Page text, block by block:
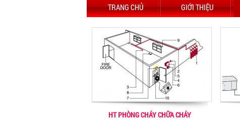
TRANG CHỦ GIỚI THIỆU
HT PHÒNG CHÁY CHỮA CHÁY